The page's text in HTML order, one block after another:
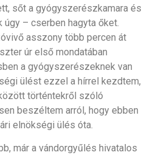
sőt a gyógyszerészkamara és
– cserben hagyta őket.
asszony több percen át
úr első mondatában
a gyógyszerészeknek van
ülést ezzel a hírrel kezdtem,
történtekről szóló
beszéltem arról, hogy ebben
elnökségi ülés óta.
már a vándorgyűlés hivatalos